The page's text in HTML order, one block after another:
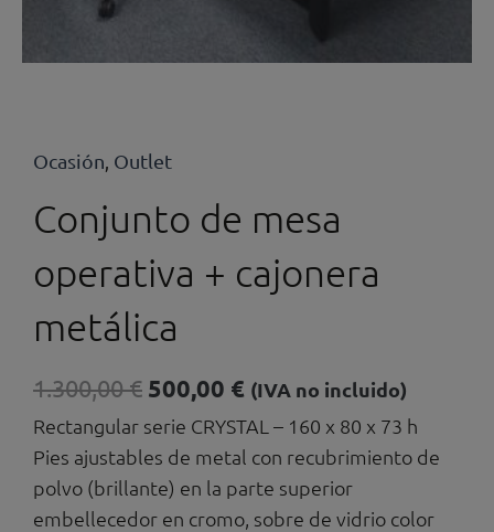
Ocasión Outlet
Conjunto de mesa
operativa + cajonera
metálica
1.300,00€ El
precio
original
era:
1.300,00 €.
500,00 € El
precio
actual
es:
500,00 €.
(IVA no incluido)
Rectangular serie CRYSTAL – 160 x 80 x 73 h
Pies ajustables de metal con recubrimiento de
polvo (brillante) en la parte superior
embellecedor en cromo, sobre de vidrio color